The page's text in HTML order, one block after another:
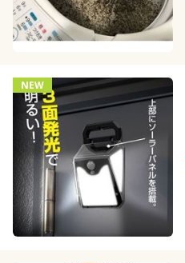
NEW